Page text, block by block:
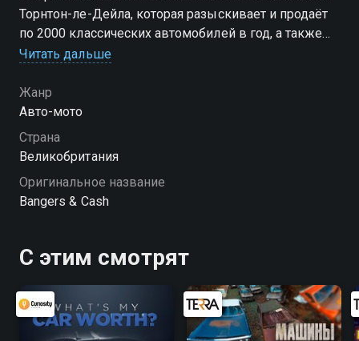
Торнтон-ле-Дейла, которая разыскивает и продаёт
по 2000 классических автомобилей в год, а также
разного рода редкие мотоциклы и памятные вещи
Посмотреть онлайн 4 сезон сериала Драндулеты на
продажу вы можете совершенно бесплатно в
хорошем HD качестве на Смотрёшке
Читать дальше
Жанр
Авто-мото
Страна
Великобритания
Оригинальное название
Bangers & Cash
С этим смотрят